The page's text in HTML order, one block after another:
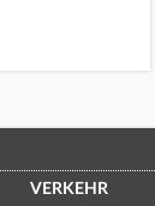
VERKEHR